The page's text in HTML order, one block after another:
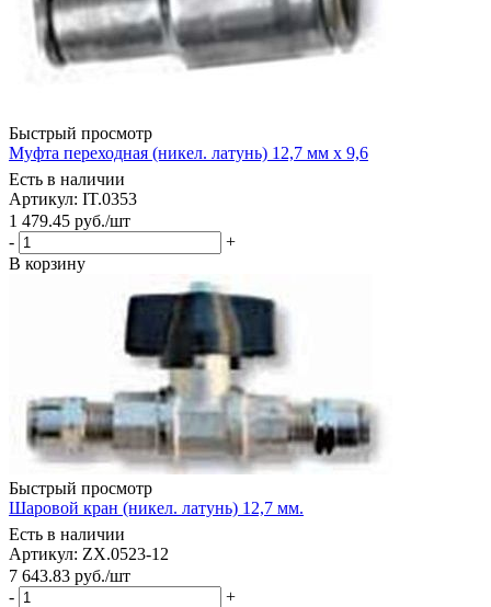
Быстрый просмотр
Муфта переходная (никел. латунь) 12,7 мм х 9,6
Есть в наличии
Артикул: IT.0353
1 479.45 руб./шт
-
+
В корзину
Быстрый просмотр
Шаровой кран (никел. латунь) 12,7 мм.
Есть в наличии
Артикул: ZX.0523-12
7 643.83 руб./шт
-
+